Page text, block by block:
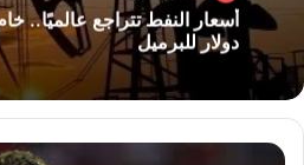
دولار للبرميل
منتخب